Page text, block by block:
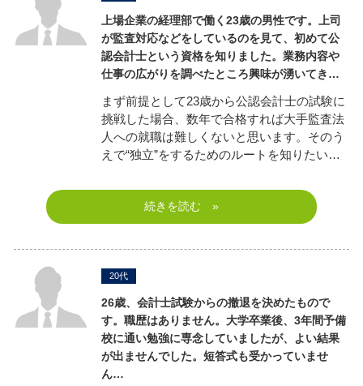
上場企業の経理部で働く23歳の男性です。 上司
が監査対応などをしているのを見て、初めて公
認会計士という資格を知りました。業務内容や
仕事の広がりを調べたところ興味が湧いてき…
まず前提として23歳から公認会計士の試験に
挑戦した場合、数年で合格すれば大手監査法
人への就職は難しくないと思います。そのう
えで“独立”をするためのルートを知りたい…
続きを読む »
20代
26歳、会計士試験からの撤退を決めたもので
す。職歴はありません。 大学卒業後、3年間予備
校に通い勉強に専念していましたが、よい結果
が出ませんでした。短答式も受かっていませ
ん…